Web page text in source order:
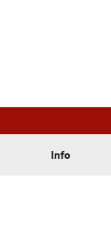
Info